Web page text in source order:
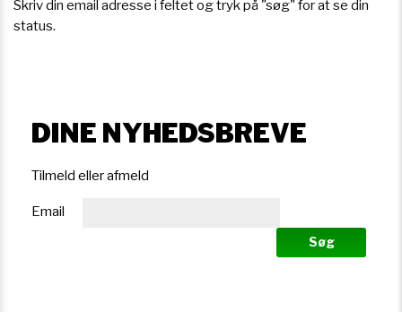
Skriv din email adresse i feltet og tryk på "søg" for at se din
status.